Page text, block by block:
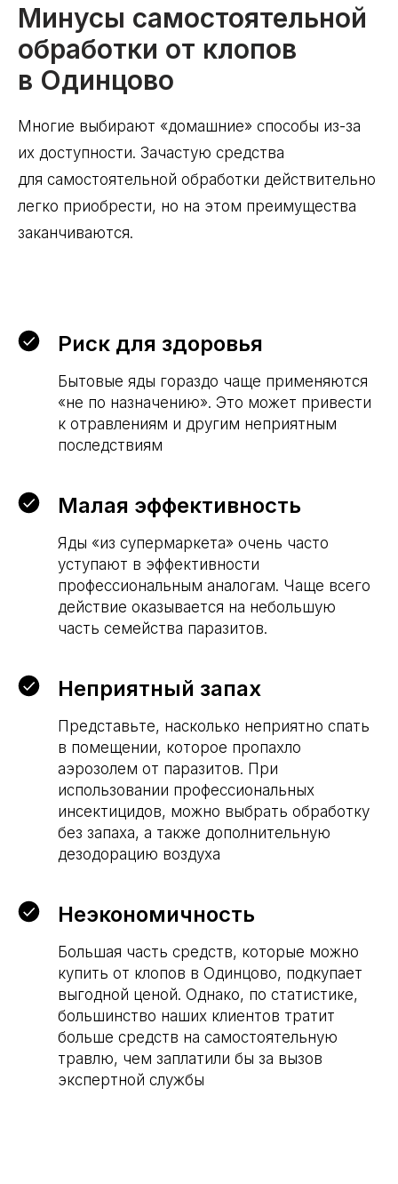
Минусы самостоятельной
обработки от клопов
в Одинцово
Многие выбирают «домашние» способы из-за
их доступности. Зачастую средства
для самостоятельной обработки действительно
легко приобрести, но на этом преимущества
заканчиваются.
Риск для здоровья
Бытовые яды гораздо чаще применяются
«не по назначению». Это может привести
к отравлениям и другим неприятным
последствиям
Малая эффективность
Яды «из супермаркета» очень часто
уступают в эффективности
профессиональным аналогам. Чаще всего
действие оказывается на небольшую
часть семейства паразитов.
Неприятный запах
Представьте, насколько неприятно спать
в помещении, которое пропахло
аэрозолем от паразитов. При
использовании профессиональных
инсектицидов, можно выбрать обработку
без запаха, а также дополнительную
дезодорацию воздуха
Неэкономичность
Большая часть средств, которые можно
купить от клопов в Одинцово, подкупает
выгодной ценой. Однако, по статистике,
большинство наших клиентов тратит
больше средств на самостоятельную
травлю, чем заплатили бы за вызов
экспертной службы